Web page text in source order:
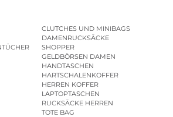
CLUTCHES UND MINIBAGS
DAMENRUCKSÄCKE
SHOPPER
GELDBÖRSEN DAMEN
HANDTASCHEN
HARTSCHALENKOFFER
HERREN KOFFER
LAPTOPTASCHEN
RUCKSÄCKE HERREN
TOTE BAG